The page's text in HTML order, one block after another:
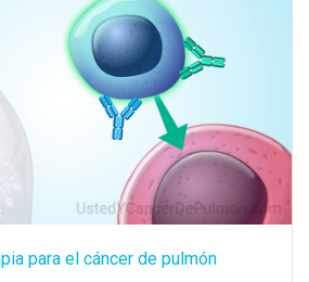
para el cáncer de pulmón